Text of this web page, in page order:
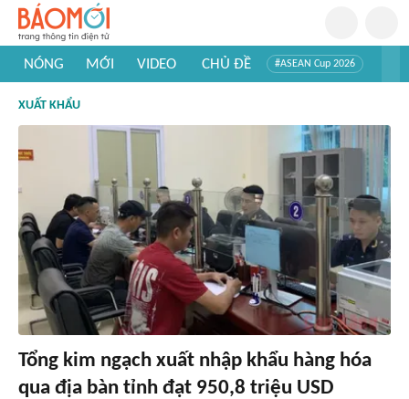
NÓNG MỚI VIDEO CHỦ ĐỀ #ASEAN Cup 2026
#Khám phá thế giới
XUẤT KHẨU
Tổng kim ngạch xuất nhập khẩu hàng hóa
qua địa bàn tỉnh đạt 950,8 triệu USD